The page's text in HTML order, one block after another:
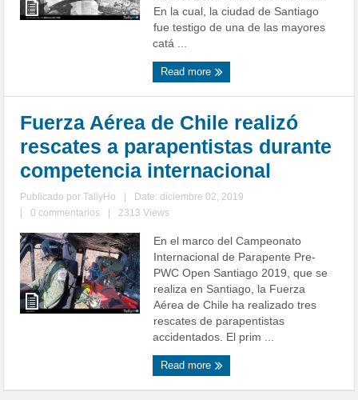
En la cual, la ciudad de Santiago
fue testigo de una de las mayores
catá ...
Read more
Fuerza Aérea de Chile realizó
rescates a parapentistas durante
competencia internacional
Publicado porTallyHo
Date: diciembre 02, 2019
0 commentarios 2313 Views
En el marco del Campeonato
Internacional de Parapente Pre-
PWC Open Santiago 2019, que se
realiza en Santiago, la Fuerza
Aérea de Chile ha realizado tres
rescates de parapentistas
accidentados. El prim ...
Read more